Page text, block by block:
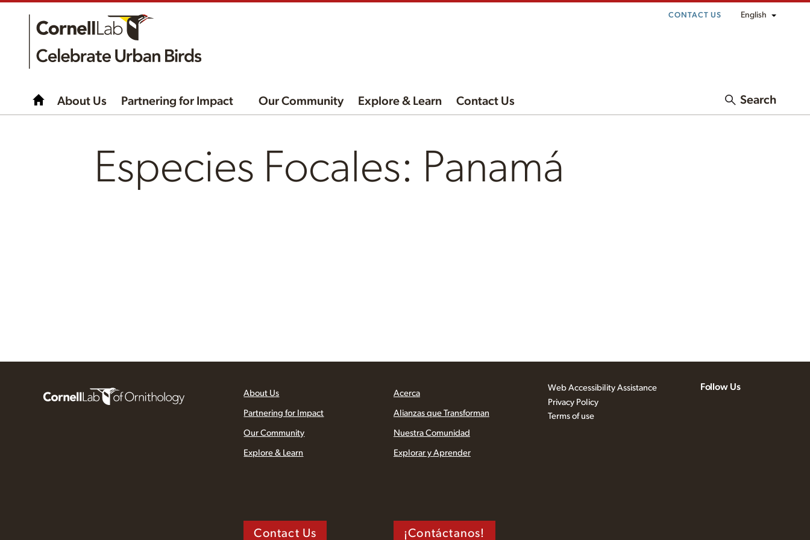
CONTACT US English
About Us Partnering for Impact Our Community Explore & Learn Contact Us Search
Especies Focales: Panamá
About Us
Partnering for Impact
Our Community
Explore & Learn
Contact Us
Acerca
Alianzas que Transforman
Nuestra Comunidad
Explorar y Aprender
¡Contáctanos!
Web Accessibility Assistance
Privacy Policy
Terms of use
Follow Us